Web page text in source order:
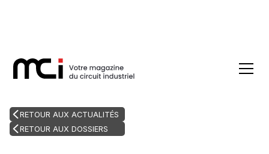
RETOUR AUX ACTUALITÉS
RETOUR AUX DOSSIERS